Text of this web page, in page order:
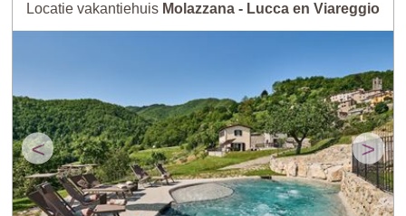
Locatie vakantiehuis Molazzana - Lucca en Viareggio
< >